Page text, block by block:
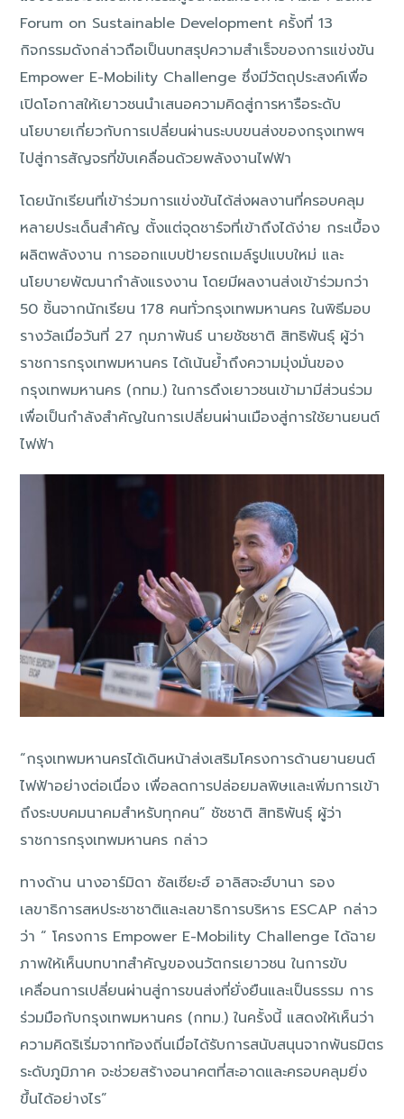
Forum on Sustainable Development ครั้งที่ 13
กิจกรรมดังกล่าวถือเป็นบทสรุปความสำเร็จของการแข่งขัน
Empower E-Mobility Challenge ซึ่งมีวัตถุประสงค์เพื่อ
เปิดโอกาสให้เยาวชนนำเสนอความคิดสู่การหารือระดับ
นโยบายเกี่ยวกับการเปลี่ยนผ่านระบบขนส่งของกรุงเทพฯ
ไปสู่การสัญจรที่ขับเคลื่อนด้วยพลังงานไฟฟ้า
โดยนักเรียนที่เข้าร่วมการแข่งขันได้ส่งผลงานที่ครอบคลุม
หลายประเด็นสำคัญ ตั้งแต่จุดชาร์จที่เข้าถึงได้ง่าย กระเบื้อง
ผลิตพลังงาน การออกแบบป้ายรถเมล์รูปแบบใหม่ และ
นโยบายพัฒนากำลังแรงงาน โดยมีผลงานส่งเข้าร่วมกว่า
50 ชิ้นจากนักเรียน 178 คนทั่วกรุงเทพมหานคร ในพิธีมอบ
รางวัลเมื่อวันที่ 27 กุมภาพันธ์ นายชัชชาติ สิทธิพันธุ์ ผู้ว่า
ราชการกรุงเทพมหานคร ได้เน้นย้ำถึงความมุ่งมั่นของ
กรุงเทพมหานคร (กทม.) ในการดึงเยาวชนเข้ามามีส่วนร่วม
เพื่อเป็นกำลังสำคัญในการเปลี่ยนผ่านเมืองสู่การใช้ยานยนต์
ไฟฟ้า
“กรุงเทพมหานครได้เดินหน้าส่งเสริมโครงการด้านยานยนต์
ไฟฟ้าอย่างต่อเนื่อง เพื่อลดการปล่อยมลพิษและเพิ่มการเข้า
ถึงระบบคมนาคมสำหรับทุกคน” ชัชชาติ สิทธิพันธุ์ ผู้ว่า
ราชการกรุงเทพมหานคร กล่าว
ทางด้าน นางอาร์มิดา ซัลเซียะฮ์ อาลิสจะฮ์บานา รอง
เลขาธิการสหประชาชาติและเลขาธิการบริหาร ESCAP กล่าว
ว่า “ โครงการ Empower E-Mobility Challenge ได้ฉาย
ภาพให้เห็นบทบาทสำคัญของนวัตกรเยาวชน ในการขับ
เคลื่อนการเปลี่ยนผ่านสู่การขนส่งที่ยั่งยืนและเป็นธรรม การ
ร่วมมือกับกรุงเทพมหานคร (กทม.) ในครั้งนี้ แสดงให้เห็นว่า
ความคิดริเริ่มจากท้องถิ่นเมื่อได้รับการสนับสนุนจากพันธมิตร
ระดับภูมิภาค จะช่วยสร้างอนาคตที่สะอาดและครอบคลุมยิ่ง
ขึ้นได้อย่างไร”